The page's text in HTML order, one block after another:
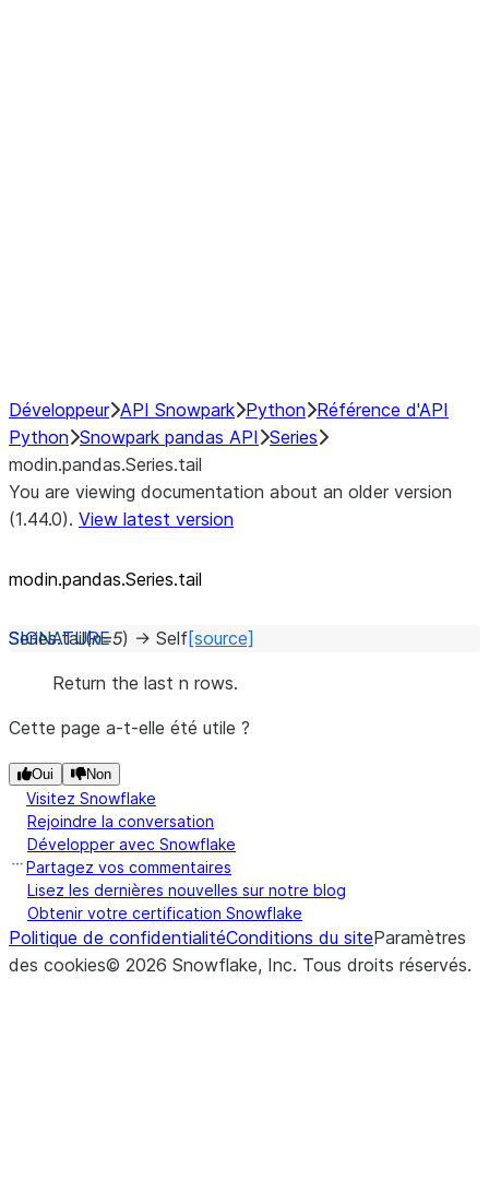
Développeur API Snowpark Python Référence d'API
Python Snowpark pandas API Series
modin.pandas.Series.tail
You are viewing documentation about an older version
(1.44.0). View latest version
modin.pandas.Series.tail
Series.tail(n=5) → Self[source]
Return the last n rows.
Cette page a-t-elle été utile ?
Oui Non
Visitez Snowflake
Rejoindre la conversation
Développer avec Snowflake
Partagez vos commentaires
Lisez les dernières nouvelles sur notre blog
Obtenir votre certification Snowflake
Politique de confidentialitéConditions du siteParamètres
des cookies© 2026 Snowflake, Inc. Tous droits réservés.